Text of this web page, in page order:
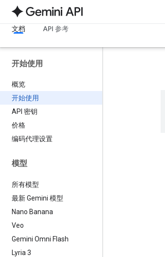
文档 API 参考
开始使用
概览
开始使用
API 密钥
价格
编码代理设置
模型
所有模型
最新 Gemini 模型
Nano Banana
Veo
Gemini Omni Flash
Lyria 3